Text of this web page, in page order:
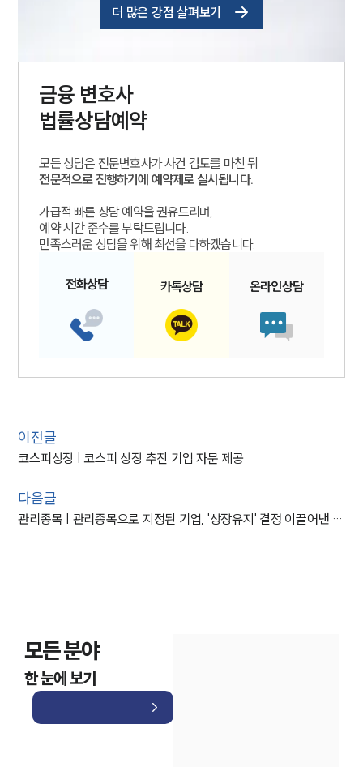
더 많은 강점 살펴보기
금융 변호사
법률상담예약
모든 상담은 전문변호사가 사건 검토를 마친 뒤
전문적으로 진행하기에 예약제로 실시됩니다.
가급적 빠른 상담 예약을 권유드리며,
예약 시간 준수를 부탁드립니다.
만족스러운 상담을 위해 최선을 다하겠습니다.
전화상담 카톡상담 온라인상담
이전글
코스피상장 | 코스피 상장 추진 기업 자문 제공
다음글
관리종목 | 관리종목으로 지정된 기업, '상장유지' 결정 이끌어낸 사례
모든 분야
한 눈에 보기